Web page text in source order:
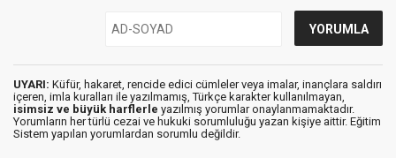
UYARI: Küfür, hakaret, rencide edici cümleler veya imalar, inançlara saldırı
içeren, imla kuralları ile yazılmamış, Türkçe karakter kullanılmayan,
isimsiz ve büyük harflerle yazılmış yorumlar onaylanmamaktadır.
Yorumların her türlü cezai ve hukuki sorumluluğu yazan kişiye aittir. Eğitim
Sistem yapılan yorumlardan sorumlu değildir.